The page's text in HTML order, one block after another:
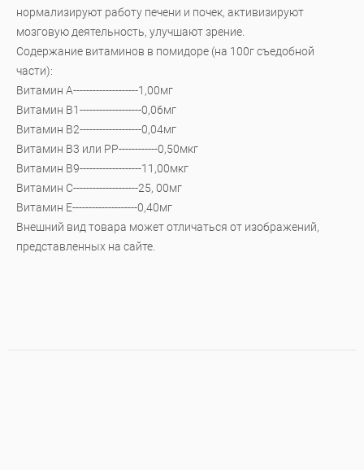
нормализируют работу печени и почек, активизируют
мозговую деятельность, улучшают зрение.
Содержание витаминов в помидоре (на 100г съедобной
части):
Витамин А--------------------1,00мг
Витамин В1-------------------0,06мг
Витамин В2-------------------0,04мг
Витамин В3 или РР------------0,50мкг
Витамин В9-------------------11,00мкг
Витамин С--------------------25, 00мг
Витамин Е--------------------0,40мг
Внешний вид товара может отличаться от изображений,
представленных на сайте.